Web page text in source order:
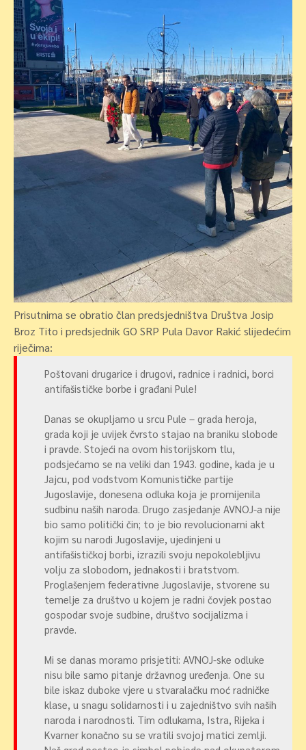
Prisutnima se obratio član predsjedništva Društva Josip
Broz Tito i predsjednik GO SRP Pula Davor Rakić slijedećim
riječima:
Poštovani drugarice i drugovi, radnice i radnici, borci
antifašističke borbe i građani Pule!
Danas se okupljamo u srcu Pule – grada heroja,
grada koji je uvijek čvrsto stajao na braniku slobode
i pravde. Stojeći na ovom historijskom tlu,
podsjećamo se na veliki dan 1943. godine, kada je u
Jajcu, pod vodstvom Komunističke partije
Jugoslavije, donesena odluka koja je promijenila
sudbinu naših naroda. Drugo zasjedanje AVNOJ-a nije
bio samo politički čin; to je bio revolucionarni akt
kojim su narodi Jugoslavije, ujedinjeni u
antifašističkoj borbi, izrazili svoju nepokolebljivu
volju za slobodom, jednakosti i bratstvom.
Proglašenjem federativne Jugoslavije, stvorene su
temelje za društvo u kojem je radni čovjek postao
gospodar svoje sudbine, društvo socijalizma i
pravde.
Mi se danas moramo prisjetiti: AVNOJ-ske odluke
nisu bile samo pitanje državnog uređenja. One su
bile iskaz duboke vjere u stvaralačku moć radničke
klase, u snagu solidarnosti i u zajedništvo svih naših
naroda i narodnosti. Tim odlukama, Istra, Rijeka i
Kvarner konačno su se vratili svojoj matici zemlji.